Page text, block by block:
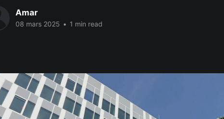
Amar
08 mars 2025 • 1 min read